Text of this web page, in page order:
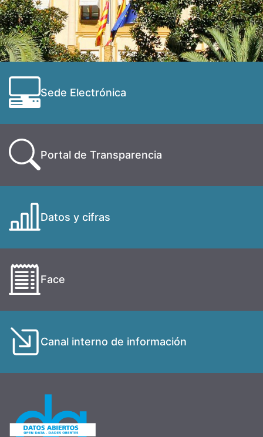
Sede Electrónica
Portal de Transparencia
Datos y cifras
Face
Canal interno de información